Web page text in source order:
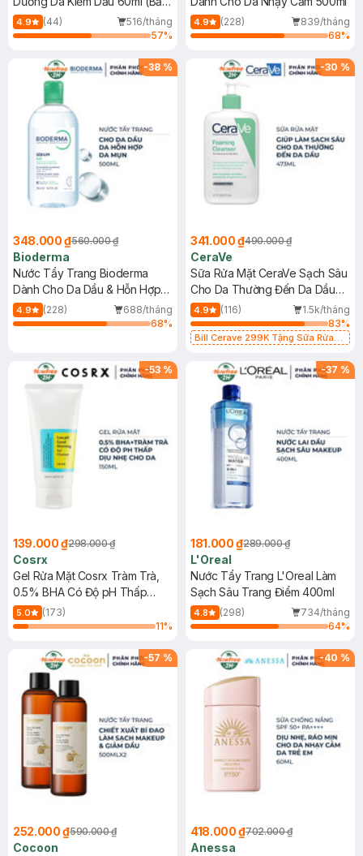
Mới)
4.9 (44)
516/tháng
57%
4.9 (228)
839/tháng
68%
-38 %
348.000 ₫560.000 ₫
Bioderma
Nước Tẩy Trang Bioderma
Dành Cho Da Dầu & Hỗn Hợp
500ml
4.9 (228)
688/tháng
68%
-30 %
341.000 ₫490.000 ₫
CeraVe
Sữa Rửa Mặt CeraVe Sạch Sâu
Cho Da Thường Đến Da Dầu
473ml
4.9 (116)
1.5k/tháng
83%
Bill Cerave 299K Tặng Sữa Rửa
-53 %
139.000 ₫298.000 ₫
Cosrx
Gel Rửa Mặt Cosrx Tràm Trà,
0.5% BHA Có Độ pH Thấp
150ml
5.0
(173)
11%
-37 %
181.000 ₫289.000 ₫
L'Oreal
Nước Tẩy Trang L'Oreal Làm
Sạch Sâu Trang Điểm 400ml
4.8 (298)
734/tháng
64%
-57 %
252.000 ₫590.000 ₫
Cocoon
-40 %
418.000 ₫702.000 ₫
Anessa